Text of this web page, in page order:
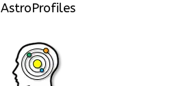
AstroProfiles